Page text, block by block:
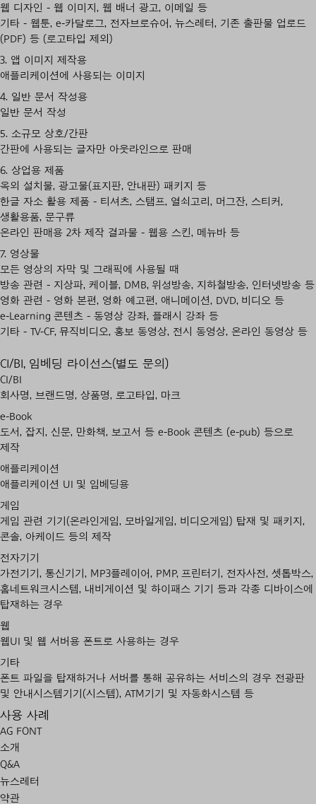
웹 디자인 - 웹 이미지, 웹 배너 광고, 이메일 등
기타 - 웹툰, e-카탈로그, 전자브로슈어, 뉴스레터, 기존 출판물 업로드
(PDF) 등 (로고타입 제외)
3. 앱 이미지 제작용
애플리케이션에 사용되는 이미지
4. 일반 문서 작성용
일반 문서 작성
5. 소규모 상호/간판
간판에 사용되는 글자만 아웃라인으로 판매
6. 상업용 제품
옥외 설치물, 광고물(표지판, 안내판) 패키지 등
한글 자소 활용 제품 - 티셔츠, 스탬프, 열쇠고리, 머그잔, 스티커,
생활용품, 문구류
온라인 판매용 2차 제작 결과물 - 웹용 스킨, 메뉴바 등
7. 영상물
모든 영상의 자막 및 그래픽에 사용될 때
방송 관련 - 지상파, 케이블, DMB, 위성방송, 지하철방송, 인터넷방송 등
영화 관련 - 영화 본편, 영화 예고편, 애니메이션, DVD, 비디오 등
e-Learning 콘텐츠 - 동영상 강좌, 플래시 강좌 등
기타 - TV-CF, 뮤직비디오, 홍보 동영상, 전시 동영상, 온라인 동영상 등
CI/BI, 임베딩 라이선스(별도 문의)
CI/BI
회사명, 브랜드명, 상품명, 로고타입, 마크
e-Book
도서, 잡지, 신문, 만화책, 보고서 등 e-Book 콘텐츠 (e-pub) 등으로
제작
애플리케이션
애플리케이션 UI 및 임베딩용
게임
게임 관련 기기(온라인게임, 모바일게임, 비디오게임) 탑재 및 패키지,
콘솔, 아케이드 등의 제작
전자기기
가전기기, 통신기기, MP3플레이어, PMP, 프린터기, 전자사전, 셋톱박스,
홈네트워크시스템, 내비게이션 및 하이패스 기기 등과 각종 디바이스에
탑재하는 경우
웹
웹UI 및 웹 서버용 폰트로 사용하는 경우
기타
폰트 파일을 탑재하거나 서버를 통해 공유하는 서비스의 경우 전광판
및 안내시스템기기(시스템), ATM기기 및 자동화시스템 등
사용 사례
AG FONT
소개
Q&A
뉴스레터
약관